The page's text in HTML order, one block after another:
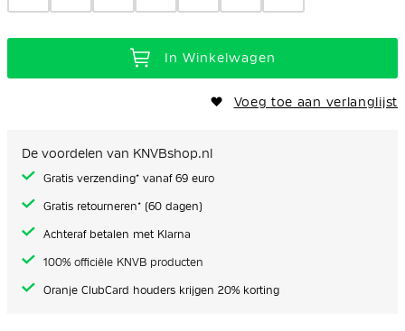
In Winkelwagen
Voeg toe aan verlanglijst
De voordelen van KNVBshop.nl
Gratis verzending* vanaf 69 euro
Gratis retourneren* (60 dagen)
Achteraf betalen met Klarna
100% officiële KNVB producten
Oranje ClubCard houders krijgen 20% korting